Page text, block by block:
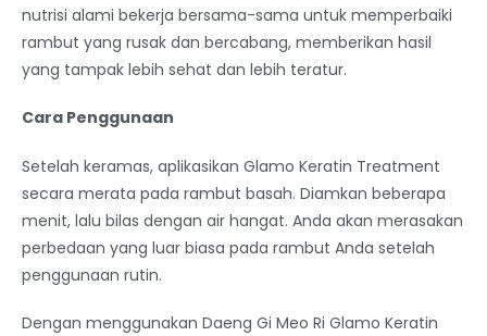
nutrisi alami bekerja bersama-sama untuk memperbaiki
rambut yang rusak dan bercabang, memberikan hasil
yang tampak lebih sehat dan lebih teratur.
Cara Penggunaan
Setelah keramas, aplikasikan Glamo Keratin Treatment
secara merata pada rambut basah. Diamkan beberapa
menit, lalu bilas dengan air hangat. Anda akan merasakan
perbedaan yang luar biasa pada rambut Anda setelah
penggunaan rutin.
Dengan menggunakan Daeng Gi Meo Ri Glamo Keratin